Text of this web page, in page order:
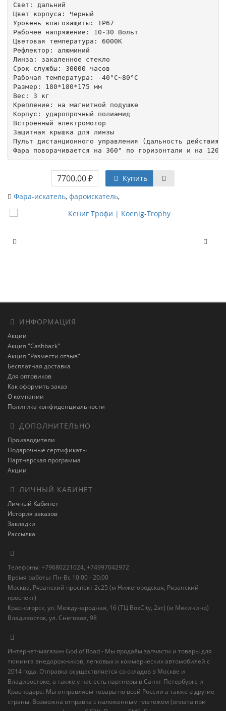
Свет: дальний
Цвет корпуса: Черный
Уровень влагозащиты: IP67
Рабочее напряжение: 10-30 Вольт
Цветовая температура: 6000K
Рефлектор: алюминий
Линза: закаленное стекло
Срок службы: 30000 часов
Рабочая температура: -40°C~80°C
Размер: 180*180*175 мм
Вес: 3 кг
Крепление: на магнитной подушке
Корпус: ударопрочный полиамид
Встроенный электромотор
Защитная крышка для линзы
Пульт дистанционного управления (дальность действия
Фара поворачивается на 360° по горизонтали и на 120°
7700.00 ₽
Купить
Фара-искатель, фароискатель,
ИНФОРМАЦИЯ
Акции
Акция "Cashback"
Акция "Размести отзыв"
Бесплатная доставка
Для оптовиков
Как оформить заказ
О компании
Политика конфиденциальности
ДОПОЛНИТЕЛЬНО
Производители
Подарочные сертификаты
Партнерская программа
Акции
ЛИЧНЫЙ КАБИНЕТ
Личный Кабинет
История заказов
Закладки
Рассылка
Телефоны: +79680221024, +74997042972
Время работы: Пн-Вс 10:00 - 20:00
Москва, Рязанский проспект 2с25 (м Нижегородская, Рязанский
проспект)
Красногорск, ул. Международная, 16 (ТЦ BoxСity, 2эт) (м Мякинино)
Владивосток, ул. Снеговая, 98
Интернет-магазин God of Road - Мы продаём запчасти и товары для
тюнинга внедорожников, легковых и коммерческих автомобилей с
2014 года. Отправка осуществляется со складов в Москве и
Владивостоке, а также у нас есть партнёры в Санкт-Петербурге и
Краснодаре. Мы отправляем товары по всей России а также в другие
страны. Возможна отправка с наложенным платежом (оплата при